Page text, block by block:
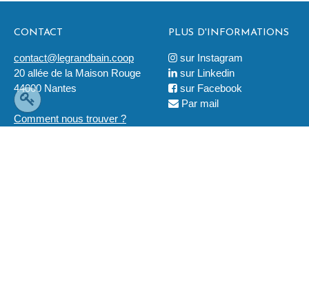
CONTACT
contact@legrandbain.coop
20 allée de la Maison Rouge
44000 Nantes
Comment nous trouver ?
PLUS D'INFORMATIONS
 sur Instagram
 sur Linkedin
 sur Facebook
 Par mail